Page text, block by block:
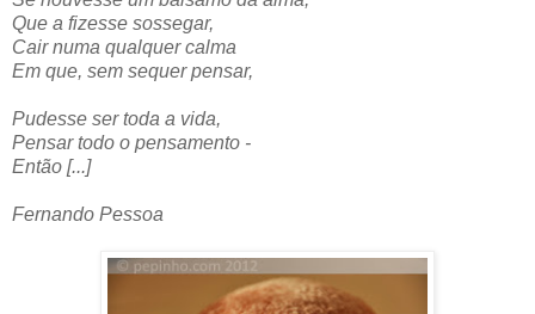
Que a fizesse sossegar,
Cair numa qualquer calma
Em que, sem sequer pensar,
Pudesse ser toda a vida,
Pensar todo o pensamento -
Então [...]
Fernando Pessoa